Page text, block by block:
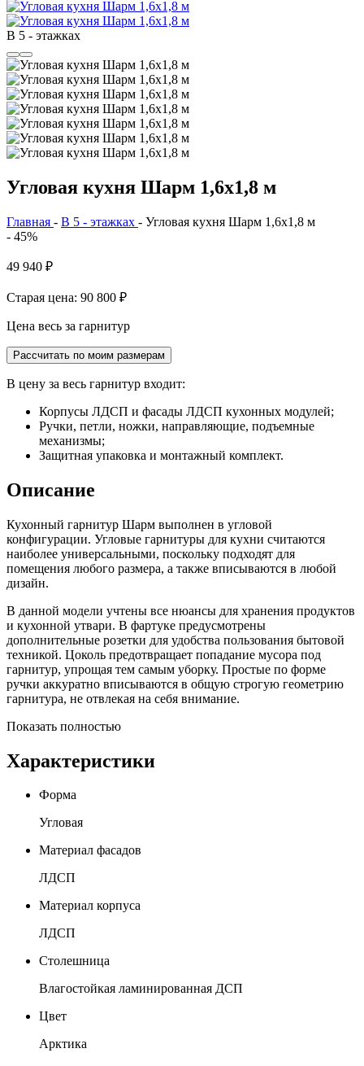
В 5 - этажках
Угловая кухня Шарм 1,6х1,8 м
Главная - В 5 - этажках - Угловая кухня Шарм 1,6х1,8 м
- 45%
49 940 ₽
Старая цена: 90 800 ₽
Цена весь за гарнитур
Рассчитать по моим размерам
В цену за весь гарнитур входит:
Корпусы ЛДСП и фасады ЛДСП кухонных модулей;
Ручки, петли, ножки, направляющие, подъемные
механизмы;
Защитная упаковка и монтажный комплект.
Описание
Кухонный гарнитур Шарм выполнен в угловой
конфигурации. Угловые гарнитуры для кухни считаются
наиболее универсальными, поскольку подходят для
помещения любого размера, а также вписываются в любой
дизайн.
В данной модели учтены все нюансы для хранения продуктов
и кухонной утвари. В фартуке предусмотрены
дополнительные розетки для удобства пользования бытовой
техникой. Цоколь предотвращает попадание мусора под
гарнитур, упрощая тем самым уборку. Простые по форме
ручки аккуратно вписываются в общую строгую геометрию
гарнитура, не отвлекая на себя внимание.
Показать полностью
Характеристики
Форма
Угловая
Материал фасадов
ЛДСП
Материал корпуса
ЛДСП
Столешница
Влагостойкая ламинированная ДСП
Цвет
Арктика